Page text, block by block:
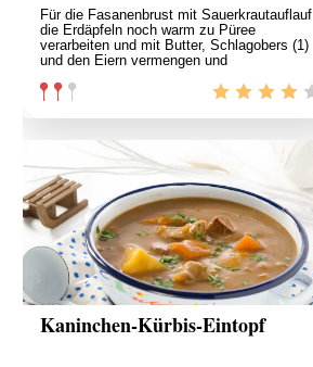
Für die Fasanenbrust mit Sauerkrautauflauf
die Erdäpfeln noch warm zu Püree
verarbeiten und mit Butter, Schlagobers (1)
und den Eiern vermengen und
Kaninchen-Kürbis-Eintopf